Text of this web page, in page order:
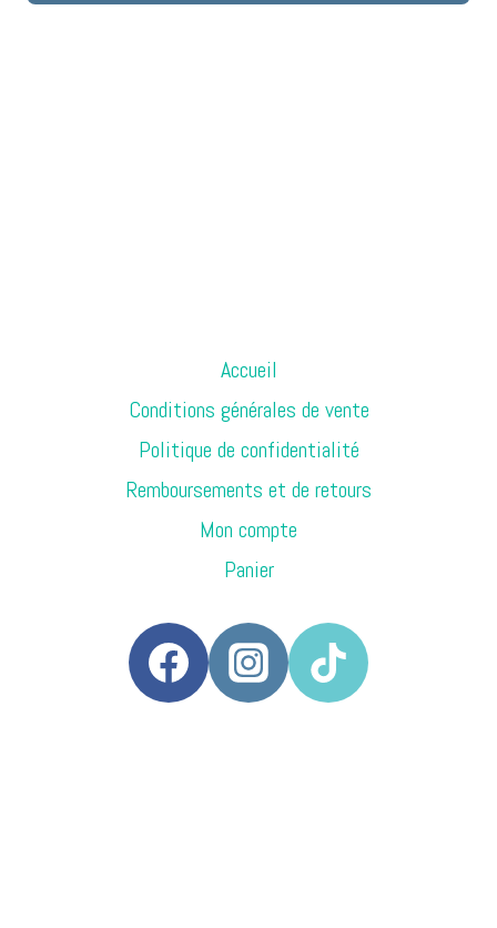
Accueil
Conditions générales de vente
Politique de confidentialité
Remboursements et de retours
Mon compte
Panier